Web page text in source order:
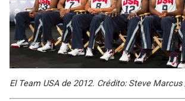
El Team USA de 2012. Crédito: Steve